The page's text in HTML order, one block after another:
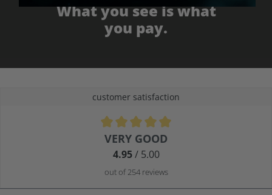
What you see is what
you pay.
customer satisfaction
Average rating of 4.9 out of 5 stars
VERY GOOD
4.95/ 5.00
out of 254 reviews